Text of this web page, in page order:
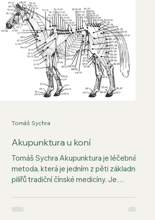
Akupunktura u koní
Tomáš Sychra Akupunktura je léčebná
metoda, která je jedním z pěti základních
pilířů tradiční čínské medicíny. Je
ležících na povrchu těla. Ke stimulaci se
používá tradičně tlak a nebo požehování
Tomáš Sychra